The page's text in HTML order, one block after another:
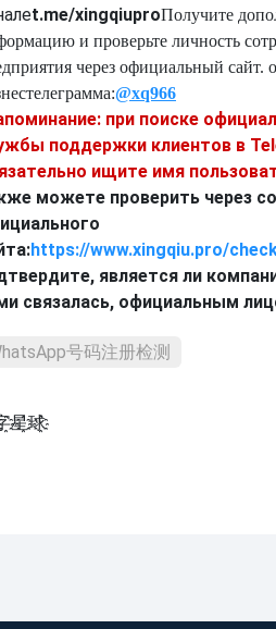
t.me/xingqiuproПолучите
и проверьте личность
через официальный сайт.
телеграмма:@xq966
при поиске
поддержки клиентов в
ищите имя
можете проверить через
https://www.xingqiu.pro/
является ли
связалась, официальным
号码注册检测
҈星҈球҈͏